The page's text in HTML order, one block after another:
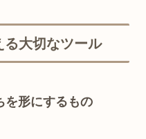
る大切なツール
を形にするもの